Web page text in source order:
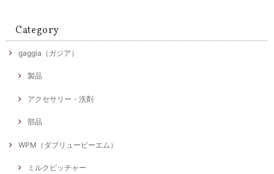
Category
gaggia（ガジア）
製品
アクセサリー・洗剤
部品
WPM（ダブリューピーエム）
ミルクピッチャー